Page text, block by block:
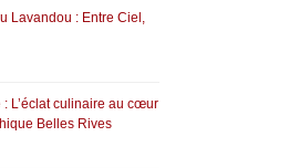
Lavandou : Entre Ciel,
: L’éclat culinaire au cœur
Belles Rives